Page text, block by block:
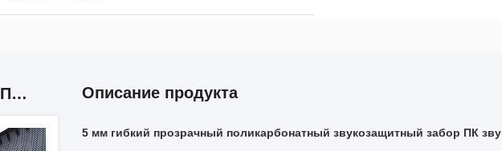
СОПУТСТВУЮЩИЕ ПРОДУКТЫ Описание продукта
5 мм гибкий прозрачный поликарбонатный звукозащитный забор ПК